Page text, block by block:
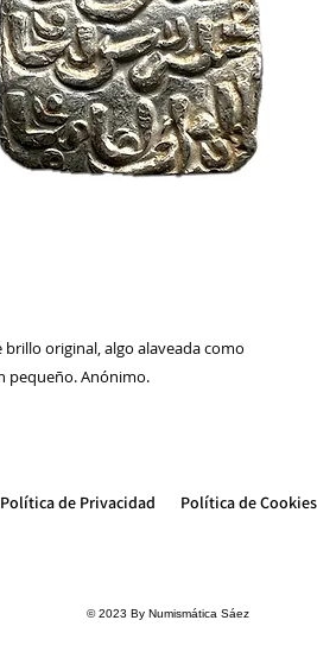
original, algo alaveada como
pequeño. Anónimo.
Política de Privacidad Política de Cookies
© 2023 By Numismática Sáez